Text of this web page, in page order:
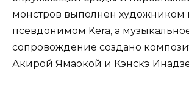
монстров выполнен художником
псевдонимом Kera, а
сопровождение создано
Акирой Ямаокой и Кэнскэ